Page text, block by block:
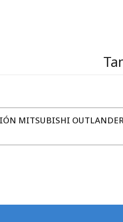
MITSUBISHI